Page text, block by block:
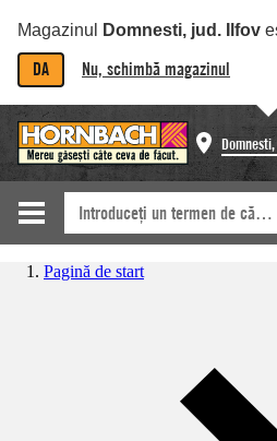
Magazinul Domnesti, jud. Ilfov
DA Nu, schimbă magazinul
Pagină de start